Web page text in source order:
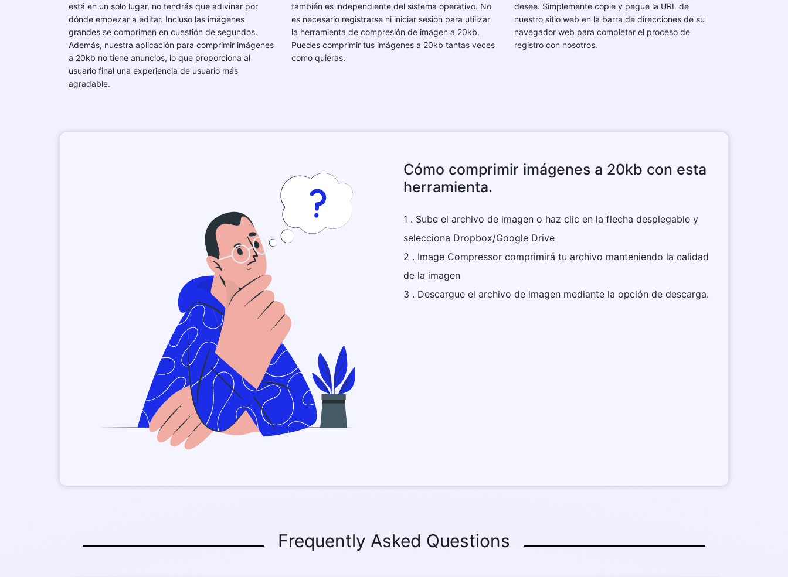
está en un solo lugar, no tendrás que adivinar por
dónde empezar a editar. Incluso las imágenes
grandes se comprimen en cuestión de segundos.
Además, nuestra aplicación para comprimir imágenes
a 20kb no tiene anuncios, lo que proporciona al
usuario final una experiencia de usuario más
agradable.
también es independiente del sistema operativo. No
es necesario registrarse ni iniciar sesión para utilizar
la herramienta de compresión de imagen a 20kb.
Puedes comprimir tus imágenes a 20kb tantas veces
como quieras.
desee. Simplemente copie y pegue la URL de
nuestro sitio web en la barra de direcciones de su
navegador web para completar el proceso de
registro con nosotros.
Cómo comprimir imágenes a 20kb con esta
herramienta.
1 . Sube el archivo de imagen o haz clic en la flecha desplegable y
selecciona Dropbox/Google Drive
2 . Image Compressor comprimirá tu archivo manteniendo la calidad
de la imagen
3 . Descargue el archivo de imagen mediante la opción de descarga.
Frequently Asked Questions